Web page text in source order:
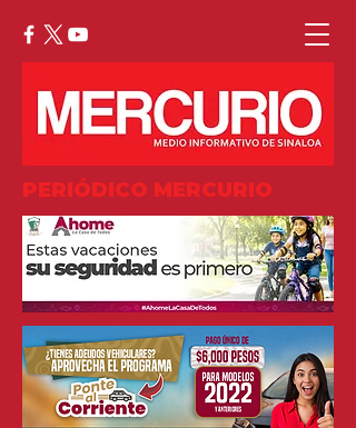
PERIÓDICO MERCURIO